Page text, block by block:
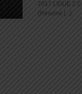
2017 LIGUE 2
(Résumé [...]